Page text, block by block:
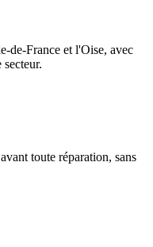
de-France et l'Oise, avec
toute réparation, sans